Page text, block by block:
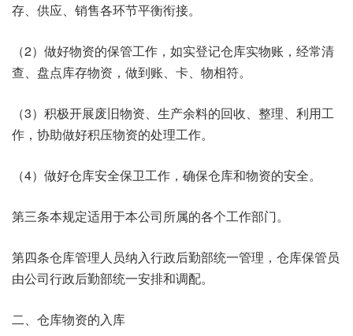
存、供应、销售各环节平衡衔接。
（2）做好物资的保管工作，如实登记仓库实物账，经常清
查、盘点库存物资，做到账、卡、物相符。
（3）积极开展废旧物资、生产余料的回收、整理、利用工
作，协助做好积压物资的处理工作。
（4）做好仓库安全保卫工作，确保仓库和物资的安全。
第三条本规定适用于本公司所属的各个工作部门。
第四条仓库管理人员纳入行政后勤部统一管理，仓库保管员
由公司行政后勤部统一安排和调配。
二、仓库物资的入库